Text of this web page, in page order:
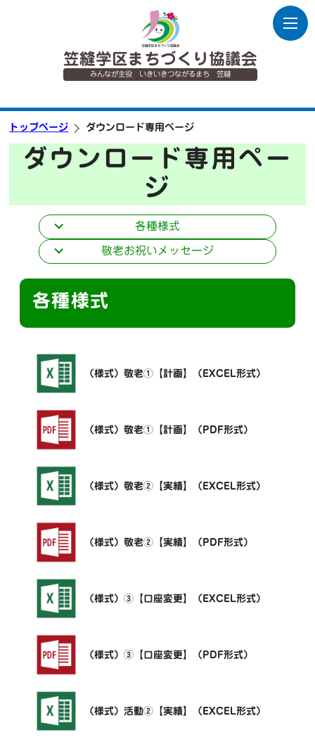
笠縫学区まちづくり協議会
みんなが主役 いきいきつながるまち 笠縫
トップページ ダウンロード専用ページ
ダウンロード専用ペー
ジ
各種様式
敬老お祝いメッセージ
各種様式
（様式）敬老①【計画】（EXCEL形式）
（様式）敬老①【計画】（PDF形式）
（様式）敬老②【実績】（EXCEL形式）
（様式）敬老②【実績】（PDF形式）
（様式）③【口座変更】（EXCEL形式）
（様式）③【口座変更】（PDF形式）
（様式）活動②【実績】（EXCEL形式）